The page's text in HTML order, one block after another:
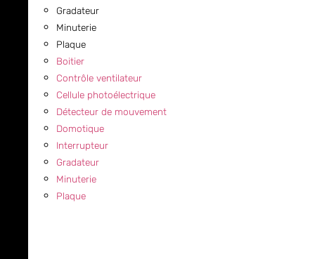
Gradateur
Minuterie
Plaque
Boitier
Contrôle ventilateur
Cellule photoélectrique
Détecteur de mouvement
Domotique
Interrupteur
Gradateur
Minuterie
Plaque